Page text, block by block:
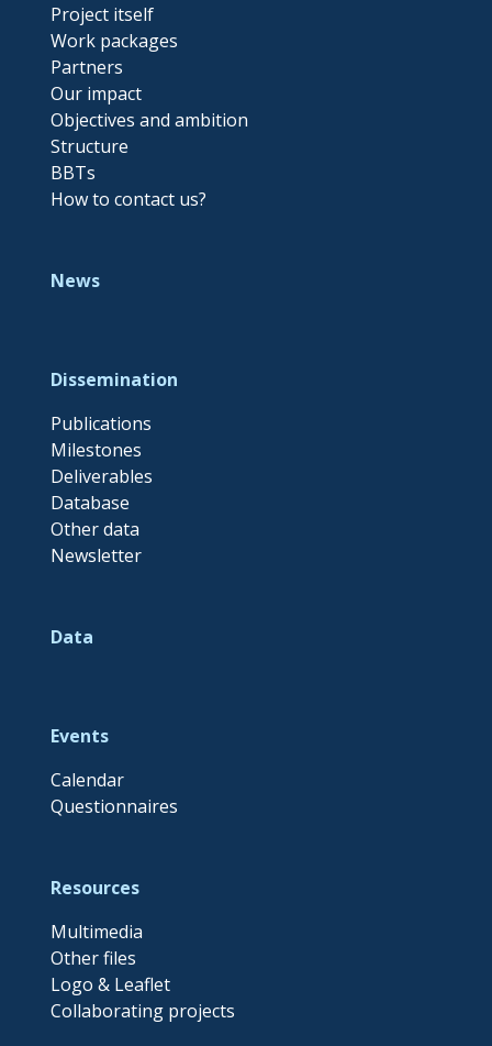
Project itself
Work packages
Partners
Our impact
Objectives and ambition
Structure
BBTs
How to contact us?
News
Dissemination
Publications
Milestones
Deliverables
Database
Other data
Newsletter
Data
Events
Calendar
Questionnaires
Resources
Multimedia
Other files
Logo & Leaflet
Collaborating projects